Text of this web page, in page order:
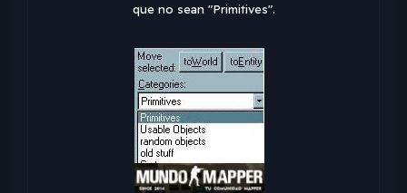
que no sean "Primitives".